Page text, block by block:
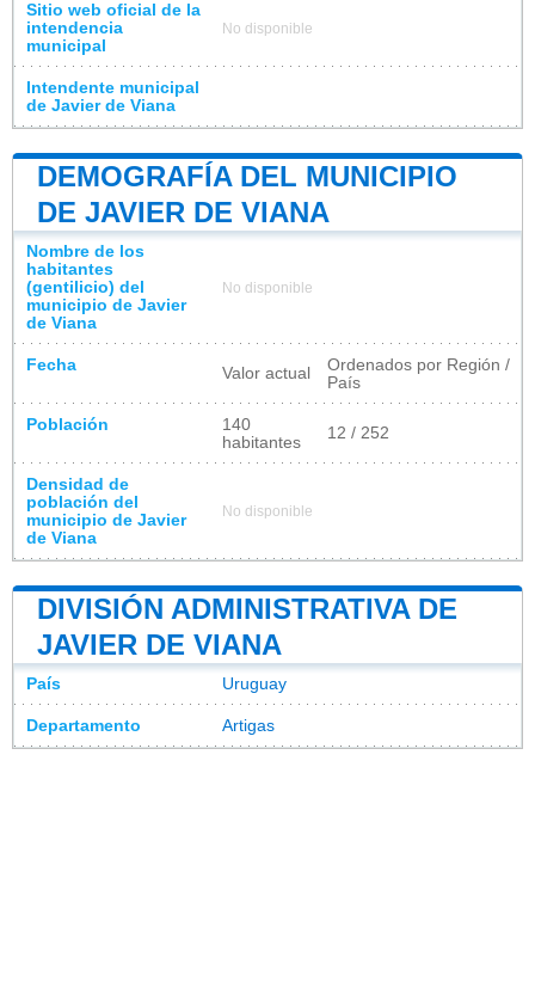
Sitio web oficial de la
intendencia
municipal
No disponible
Intendente municipal
de Javier de Viana
DEMOGRAFÍA DEL MUNICIPIO
DE JAVIER DE VIANA
Nombre de los
habitantes
(gentilicio) del
municipio de Javier
de Viana
No disponible
Fecha Valor actual
Ordenados por Región /
País
Población
140
habitantes
12 / 252
Densidad de
población del
municipio de Javier
de Viana
No disponible
DIVISIÓN ADMINISTRATIVA DE
JAVIER DE VIANA
País Uruguay
Departamento Artigas